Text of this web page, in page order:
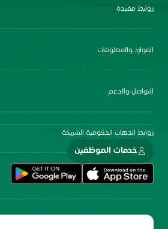
روابط مفيدة
الموارد والمعلومات
التواصل والدعم
روابط الجهات الحكومية الشريكة
خدمات الموظفين